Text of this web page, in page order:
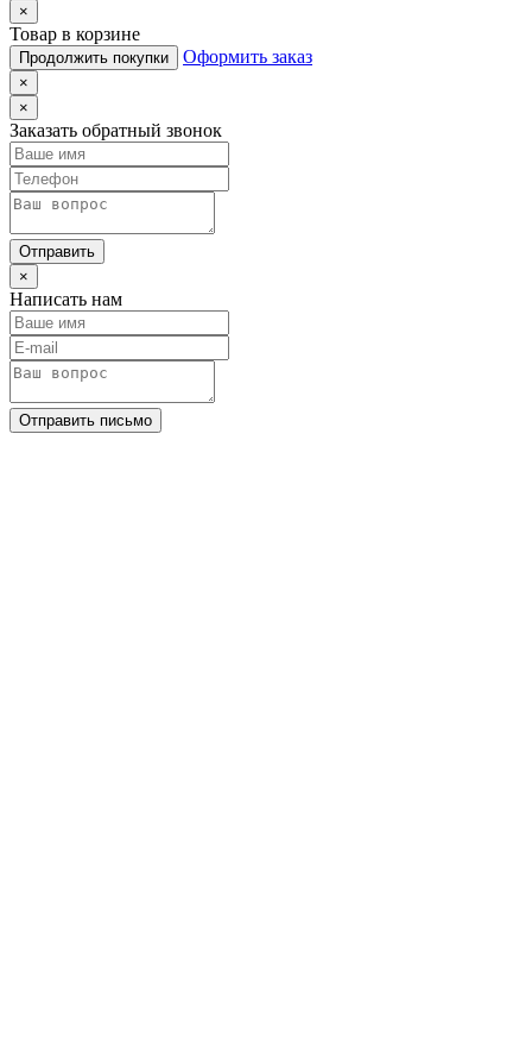
×
Товар в корзине
Продолжить покупки Оформить заказ
×
×
Заказать обратный звонок
Отправить
×
Написать нам
Отправить письмо